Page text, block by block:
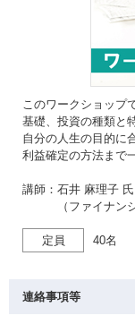
このワークショップ
基礎、投資の種類と
自分の人生の目的に
利益確定の方法まで
講師：石井 麻理子
（ファイナンシ
定員 40名
連絡事項等